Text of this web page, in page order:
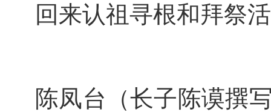
回来认祖寻根和拜祭
陈凤台（长子陈谟撰